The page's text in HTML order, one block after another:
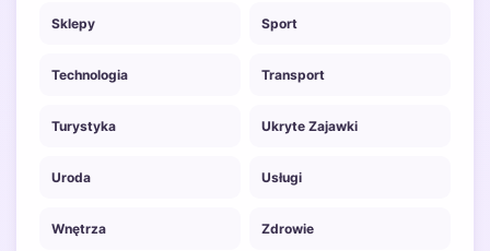
Sklepy Sport
Technologia Transport
Turystyka Ukryte Zajawki
Uroda Usługi
Wnętrza Zdrowie